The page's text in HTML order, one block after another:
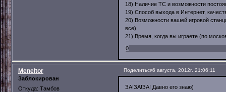
18) Наличие ТС и возможности
19) Способ выхода в Интернет,
20) Возможности вашей игровой
все)
21) Время, когда вы играете (по
0
Поделиться6 августа, 2012г. 21:06:11
Meneltor
Заблокирован
Откуда: Тамбов
ЗА!ЗА!ЗА! Давно его знаю)